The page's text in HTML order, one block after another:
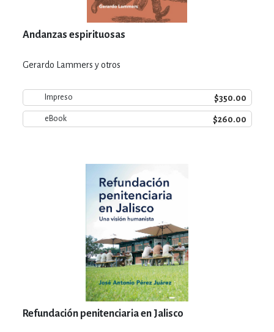
Andanzas espirituosas
Gerardo Lammers y otros
Impreso $350.00
eBook $260.00
Refundación penitenciaria en Jalisco